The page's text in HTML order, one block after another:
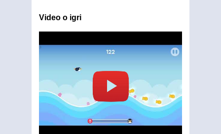
Video o igri